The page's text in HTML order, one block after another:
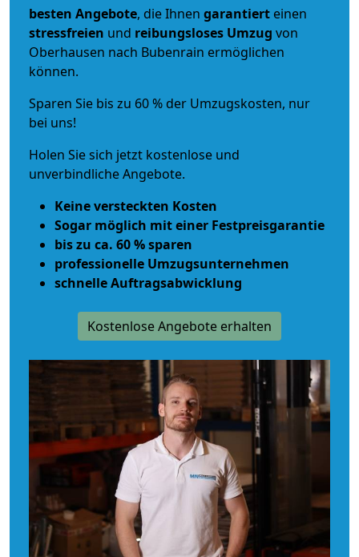
besten Angebote, die Ihnen garantiert einen
stressfreien und reibungsloses Umzug von
Oberhausen nach Bubenrain ermöglichen
können.
Sparen Sie bis zu 60 % der Umzugskosten, nur
bei uns!
Holen Sie sich jetzt kostenlose und
unverbindliche Angebote.
Keine versteckten Kosten
Sogar möglich mit einer Festpreisgarantie
bis zu ca. 60 % sparen
professionelle Umzugsunternehmen
schnelle Auftragsabwicklung
Kostenlose Angebote erhalten